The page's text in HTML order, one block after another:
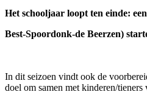
Het schooljaar loopt ten einde:
Best-Spoordonk-de Beerzen)
In dit seizoen vindt ook de
doel om samen met kinderen/